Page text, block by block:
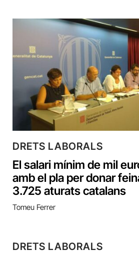
DRETS LABORALS
El salari mínim de mil
amb el pla per donar
3.725 aturats catalans
Tomeu Ferrer
DRETS LABORALS